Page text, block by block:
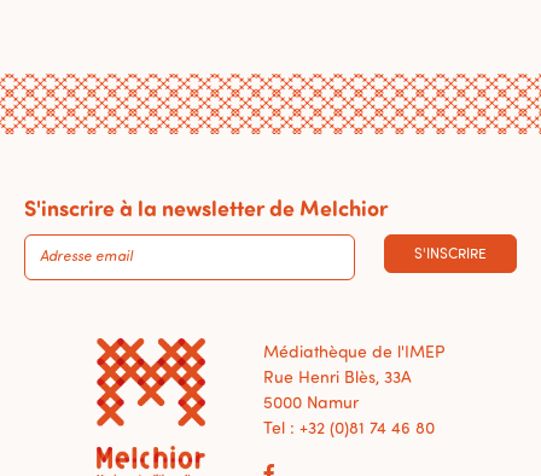
S'inscrire à la newsletter de Melchior
S'INSCRIRE
Médiathèque de l'IMEP
Rue Henri Blès, 33A
5000 Namur
Tel : +32 (0)81 74 46 80